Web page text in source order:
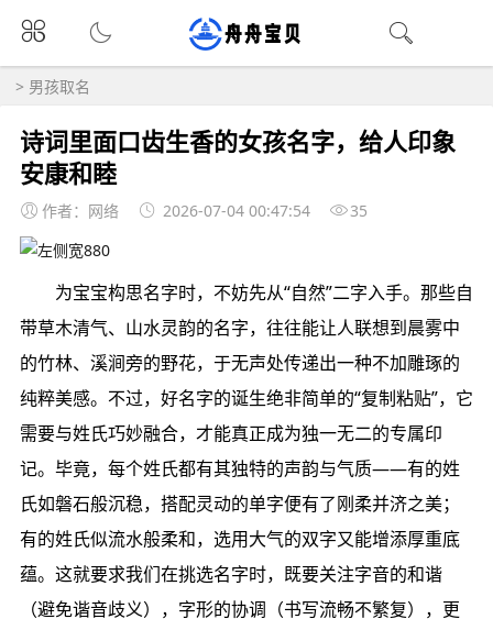
> 男孩取名
诗词里面口齿生香的女孩名字，给人印象
安康和睦
作者：网络 2026-07-04 00:47:54 35
为宝宝构思名字时，不妨先从“自然”二字入手。那些自
带草木清气、山水灵韵的名字，往往能让人联想到晨雾中
的竹林、溪涧旁的野花，于无声处传递出一种不加雕琢的
纯粹美感。不过，好名字的诞生绝非简单的“复制粘贴”，它
需要与姓氏巧妙融合，才能真正成为独一无二的专属印
记。毕竟，每个姓氏都有其独特的声韵与气质——有的姓
氏如磐石般沉稳，搭配灵动的单字便有了刚柔并济之美；
有的姓氏似流水般柔和，选用大气的双字又能增添厚重底
蕴。这就要求我们在挑选名字时，既要关注字音的和谐
（避免谐音歧义），字形的协调（书写流畅不繁复），更